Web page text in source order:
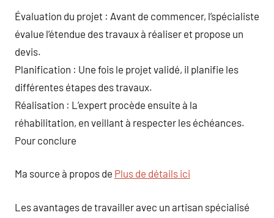
Évaluation du projet : Avant de commencer, l’spécialiste
évalue l’étendue des travaux à réaliser et propose un
devis.
Planification : Une fois le projet validé, il planifie les
différentes étapes des travaux.
Réalisation : L’expert procède ensuite à la
réhabilitation, en veillant à respecter les échéances.
Pour conclure
Ma source à propos de Plus de détails ici
Les avantages de travailler avec un artisan spécialisé